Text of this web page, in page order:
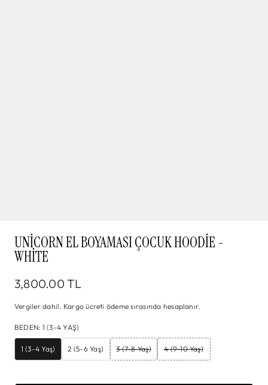
UNICORN EL BOYAMASI ÇOCUK HOODIE -
WHITE
3,800.00 TL
Vergiler dahil. Kargo ücreti ödeme sırasında hesaplanır.
BEDEN: 1 (3-4 YAŞ)
1 (3-4 Yaş) 2 (5-6 Yaş) 3 (7-8 Yaş) 4 (9-10 Yaş)